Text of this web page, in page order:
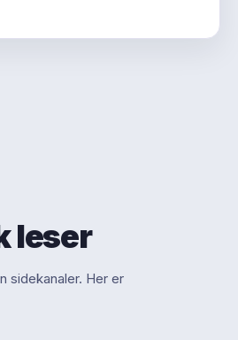
leser
sidekanaler. Her er